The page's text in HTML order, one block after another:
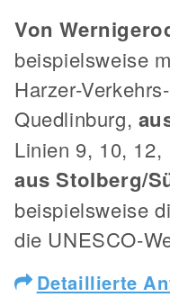
Von
beispielsweise
Harzer-
Quedlinburg,
Linien 9, 10, 12,
aus Stolberg/
beispielsweise
die UNESCO-
Detaillierte